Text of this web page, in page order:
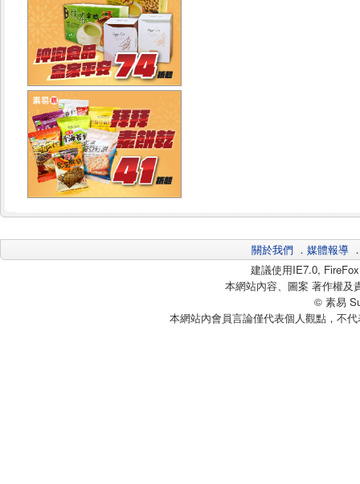
關於我們 ． 媒體報導
建議使用IE7.0,
本網站內容、圖案 著作權及
© 素易
本網站內會員言論僅代表個人觀點，不